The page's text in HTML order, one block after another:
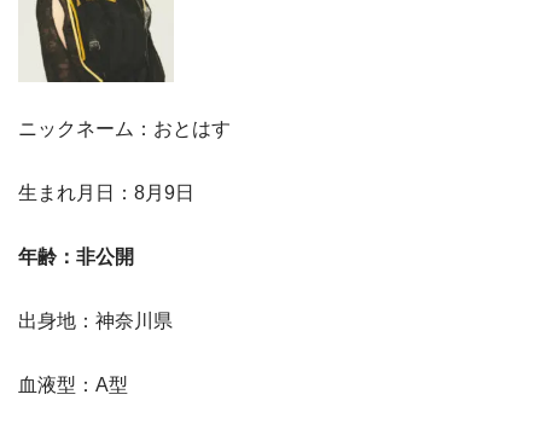
ニックネーム：おとはす
生まれ月日：8月9日
年齢：非公開
出身地：神奈川県
血液型：A型